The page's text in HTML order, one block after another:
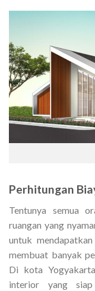
Perhitungan
Tentunya semua
ruangan yang
untuk
membuat banyak
Di kota
interior yang